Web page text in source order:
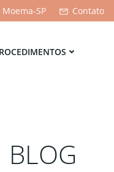
SP Contato
BLOG